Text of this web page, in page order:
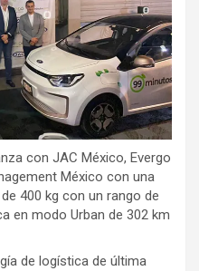
con JAC México, Evergo
México con una
400 kg con un rango de
en modo Urban de 302 km
de logística de última